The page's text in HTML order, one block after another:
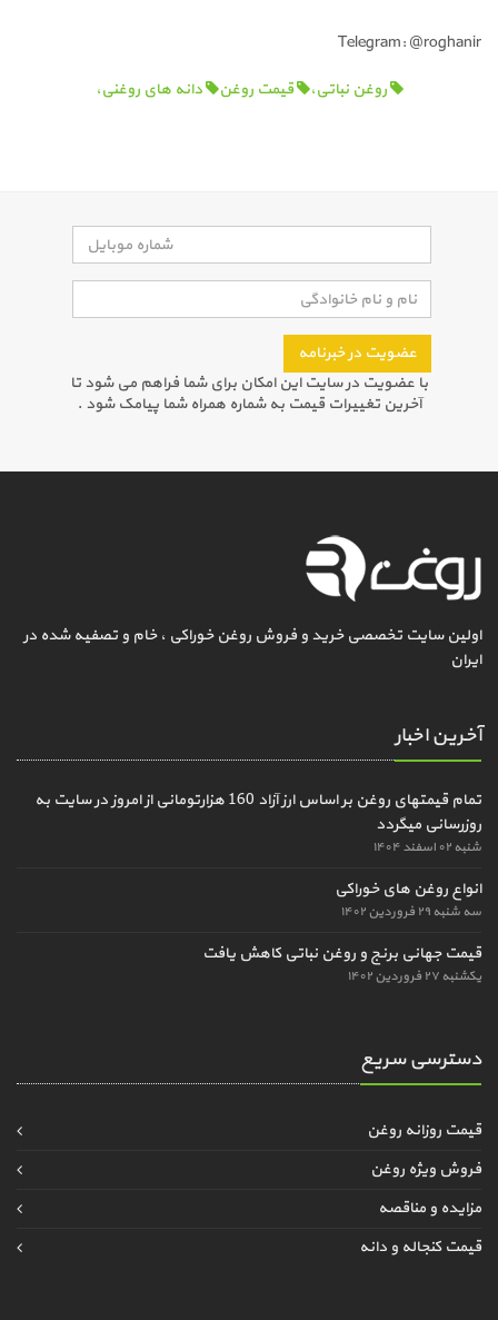
Telegram: @roghanir
روغن نباتی،
قیمت روغن دانه های روغنی،
عضویت در خبرنامه
با عضویت در سایت این امکان برای شما فراهم می شود تا
آخرین تغییرات قیمت به شماره همراه شما پیامک شود .
اولین سایت تخصصی خرید و فروش روغن خوراکی ، خام و تصفیه شده در
ایران
آخرین اخبار
تمام قیمتهای روغن بر اساس ارز آزاد 160 هزارتومانی از امروز در سایت به
روزرسانی میگردد
شنبه ۰۲ اسفند ۱۴۰۴
انواع روغن های خوراکی
سه شنبه ۲۹ فروردین ۱۴۰۲
قیمت جهانی برنج و روغن نباتی کاهش یافت
یکشنبه ۲۷ فروردین ۱۴۰۲
دسترسی سریع
قیمت روزانه روغن
فروش ویژه روغن
مزایده و مناقصه
قیمت کنجاله و دانه